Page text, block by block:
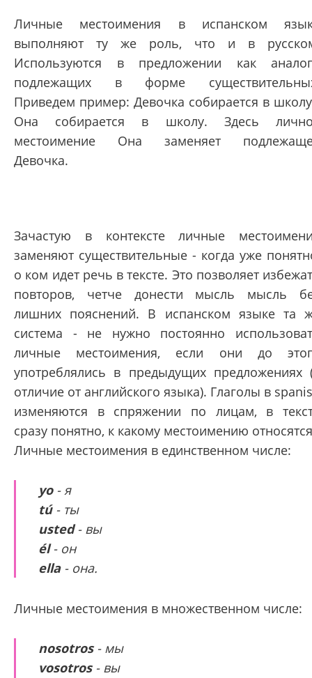
Личные местоимения в испанском
выполняют ту же роль, что и в
Используются в предложении как
подлежащих в форме
Приведем пример: Девочка собирается в
Она собирается в школу. Здесь
местоимение Она заменяет
Девочка.
Зачастую в контексте личные
заменяют существительные - когда уже
о ком идет речь в тексте. Это позволяет
повторов, четче донести мысль мысль
лишних пояснений. В испанском языке та
система - не нужно постоянно
личные местоимения, если они до
употреблялись в предыдущих предложениях
отличие от английского языка). Глаголы в
изменяются в спряжении по лицам, в
сразу понятно, к какому местоимению
Личные местоимения в единственном числе:
yo- я
tú- ты
usted- вы
él- он
ella- она.
Личные местоимения в множественном числе:
nosotros- мы
vosotros- вы